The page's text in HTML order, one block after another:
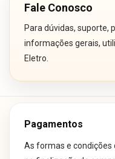
Fale Conosco
Para dúvidas, suporte,
informações gerais,
Eletro.
Pagamentos
As formas e